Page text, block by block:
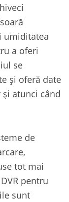
umiditatea
a oferi
se
și oferă date
atunci când
de
tot mai
pentru
sunt